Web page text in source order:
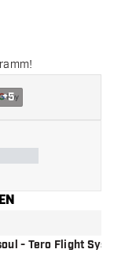
+5
hinzufügen
- Tero Flight